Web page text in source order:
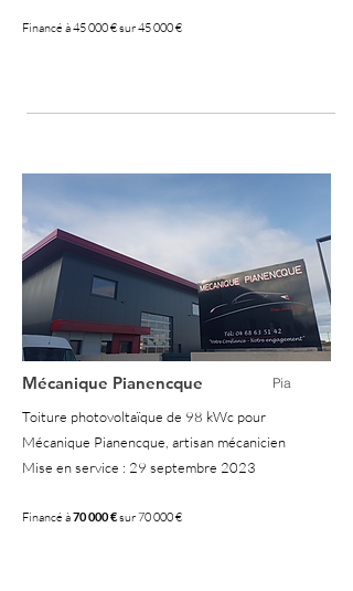
Financé à 45 000 € sur 45 000 €
Mécanique Pianencque Pia
Toiture photovoltaïque de 98 kWc pour
Mécanique Pianencque, artisan mécanicien
Mise en service : 29 septembre 2023
Financé à70 000 €sur 70 000 €